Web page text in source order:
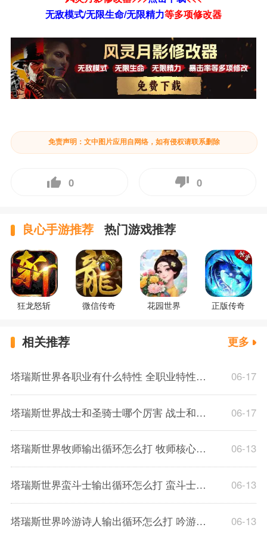
无敌模式/无限生命/无限精力等多项修改器
免责声明：文中图片应用自网络，如有侵权请联系删除
0 0
良心手游推荐 热门游戏推荐
狂龙怒斩 微信传奇 花园世界 正版传奇
相关推荐 更多
塔瑞斯世界各职业有什么特性 全职业特性介绍 06-17
塔瑞斯世界战士和圣骑士哪个厉害 战士和骑士强度解析 06-17
塔瑞斯世界牧师输出循环怎么打 牧师核心技能及输出手法介绍 06-13
塔瑞斯世界蛮斗士输出循环怎么打 蛮斗士核心技能及输出手法介绍 06-13
塔瑞斯世界吟游诗人输出循环怎么打 吟游诗人核心技能及输出手法介绍 06-13